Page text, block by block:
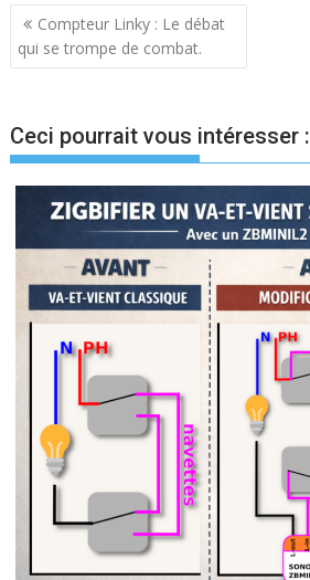
Navigation
de
Compteur Linky : Le débat
qui se trompe de combat.
Ceci pourrait vous intéresser :